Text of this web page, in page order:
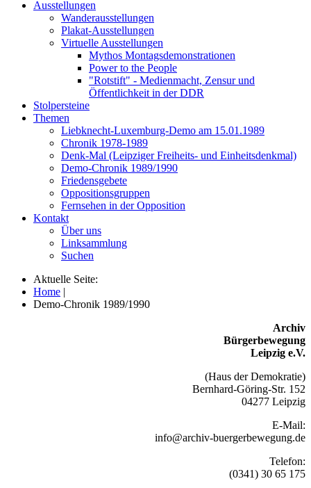
Ausstellungen
Wanderausstellungen
Plakat-Ausstellungen
Virtuelle Ausstellungen
Mythos Montagsdemonstrationen
Power to the People
"Rotstift" - Medienmacht, Zensur und
Öffentlichkeit in der DDR
Stolpersteine
Themen
Liebknecht-Luxemburg-Demo am 15.01.1989
Chronik 1978-1989
Denk-Mal (Leipziger Freiheits- und Einheitsdenkmal)
Demo-Chronik 1989/1990
Friedensgebete
Oppositionsgruppen
Fernsehen in der Opposition
Kontakt
Über uns
Linksammlung
Suchen
Aktuelle Seite:
Home |
Demo-Chronik 1989/1990
Archiv
Bürgerbewegung
Leipzig e.V.
(Haus der Demokratie)
Bernhard-Göring-Str. 152
04277 Leipzig
E-Mail:
info@archiv-buergerbewegung.de
Telefon:
(0341) 30 65 175